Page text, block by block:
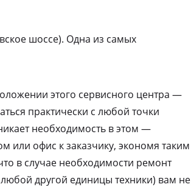
шоссе). Одна из самых
этого сервисного центра —
практически с любой точки
необходимость в этом —
или офис к заказчику, экономя таким
в случае необходимости ремонт
другой единицы техники) вам не